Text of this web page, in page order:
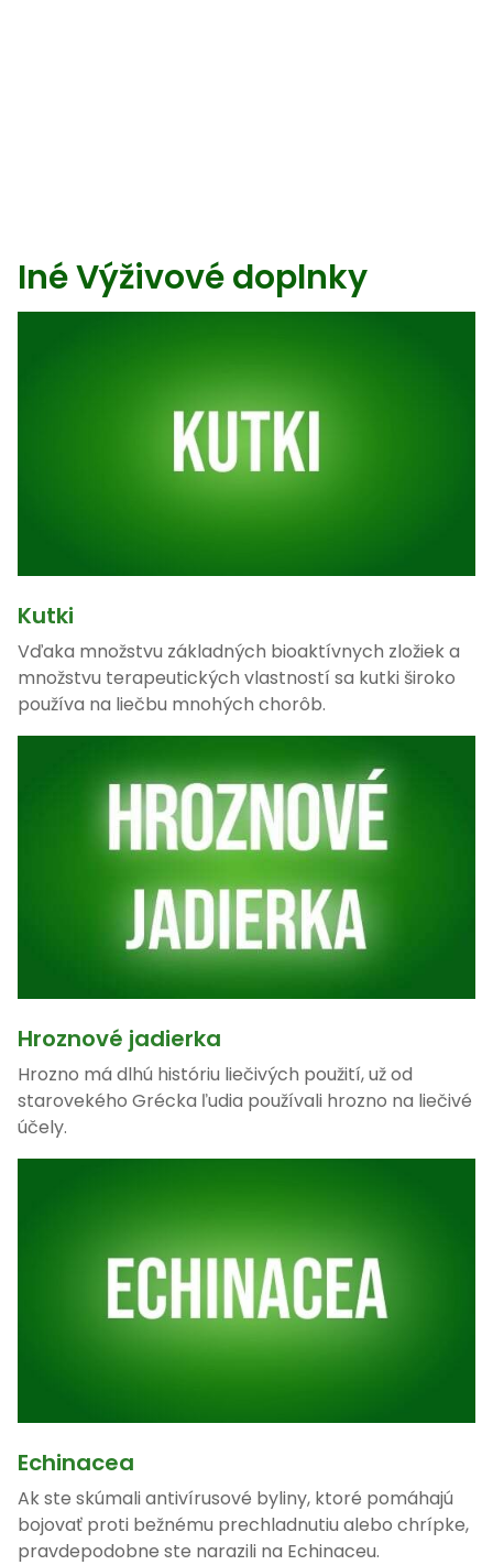
Iné Výživové doplnky
Kutki
Vďaka množstvu základných bioaktívnych zložiek a
množstvu terapeutických vlastností sa kutki široko
používa na liečbu mnohých chorôb.
Hroznové jadierka
Hrozno má dlhú históriu liečivých použití, už od
starovekého Grécka ľudia používali hrozno na liečivé
účely.
Echinacea
Ak ste skúmali antivírusové byliny, ktoré pomáhajú
bojovať proti bežnému prechladnutiu alebo chrípke,
pravdepodobne ste narazili na Echinaceu.